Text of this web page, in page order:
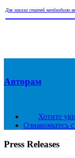
Для заказа статей необходимо
Авторам
Хотите
Ознакомьтесь
Press Releases